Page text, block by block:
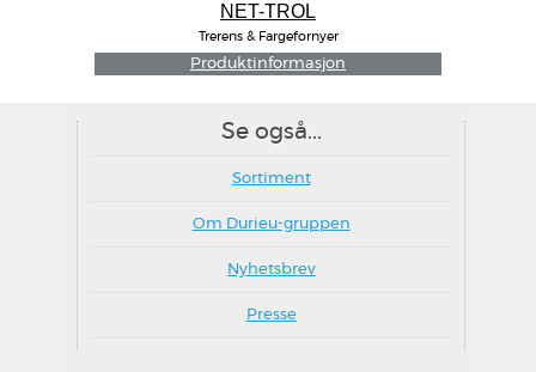
NET-TROL
Trerens & Fargefornyer
Produktinformasjon
Se også...
Sortiment
Om Durieu-gruppen
Nyhetsbrev
Presse